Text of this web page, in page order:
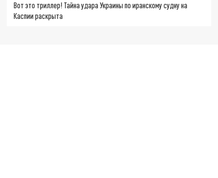
Вот это триллер! Тайна удара Украины по иранскому судну на
Каспии раскрыта